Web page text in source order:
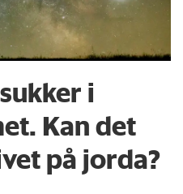
i
Kan det
på jorda?